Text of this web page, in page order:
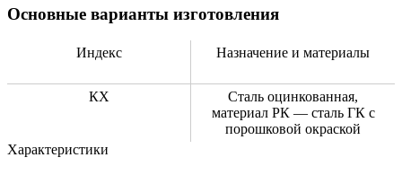
Основные варианты изготовления
Индекс Назначение и материалы
КХ
Сталь оцинкованная,
материал РК — сталь ГК с
порошковой окраской
Характеристики